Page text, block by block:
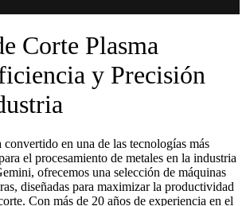
Corte Plasma
y Precisión
convertido en una de las tecnologías más
el procesamiento de metales en la industria
ofrecemos una selección de máquinas
diseñadas para maximizar la productividad
Con más de 20 años de experiencia en el